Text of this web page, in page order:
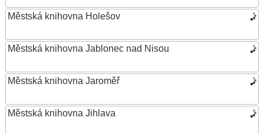
Městská knihovna Holešov
Městská knihovna Jablonec nad Nisou
Městská knihovna Jaroměř
Městská knihovna Jihlava